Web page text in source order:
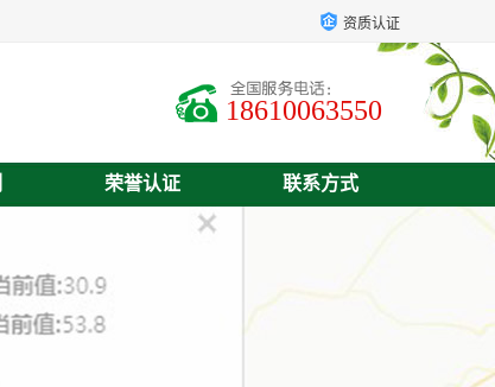
资质认证
18610063550
荣誉认证 联系方式